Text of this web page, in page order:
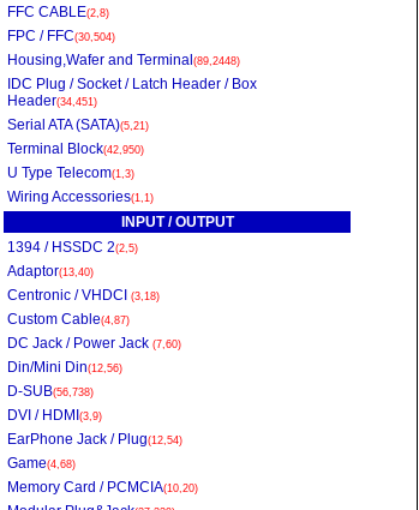
FFC CABLE(2,8)
FPC / FFC(30,504)
Housing,Wafer and Terminal (89,2448)
IDC Plug / Socket / Latch Header / Box
Header(34,451)
Serial ATA (SATA)(5,21)
Terminal Block(42,950)
U Type Telecom(1,3)
Wiring Accessories(1,1)
INPUT / OUTPUT
1394 / HSSDC 2(2,5)
Adaptor(13,40)
Centronic / VHDCI (3,18)
Custom Cable(4,87)
DC Jack / Power Jack (7,60)
Din/Mini Din(12,56)
D-SUB(56,738)
DVI / HDMI (3,9)
EarPhone Jack / Plug(12,54)
Game(4,68)
Memory Card / PCMCIA(10,20)